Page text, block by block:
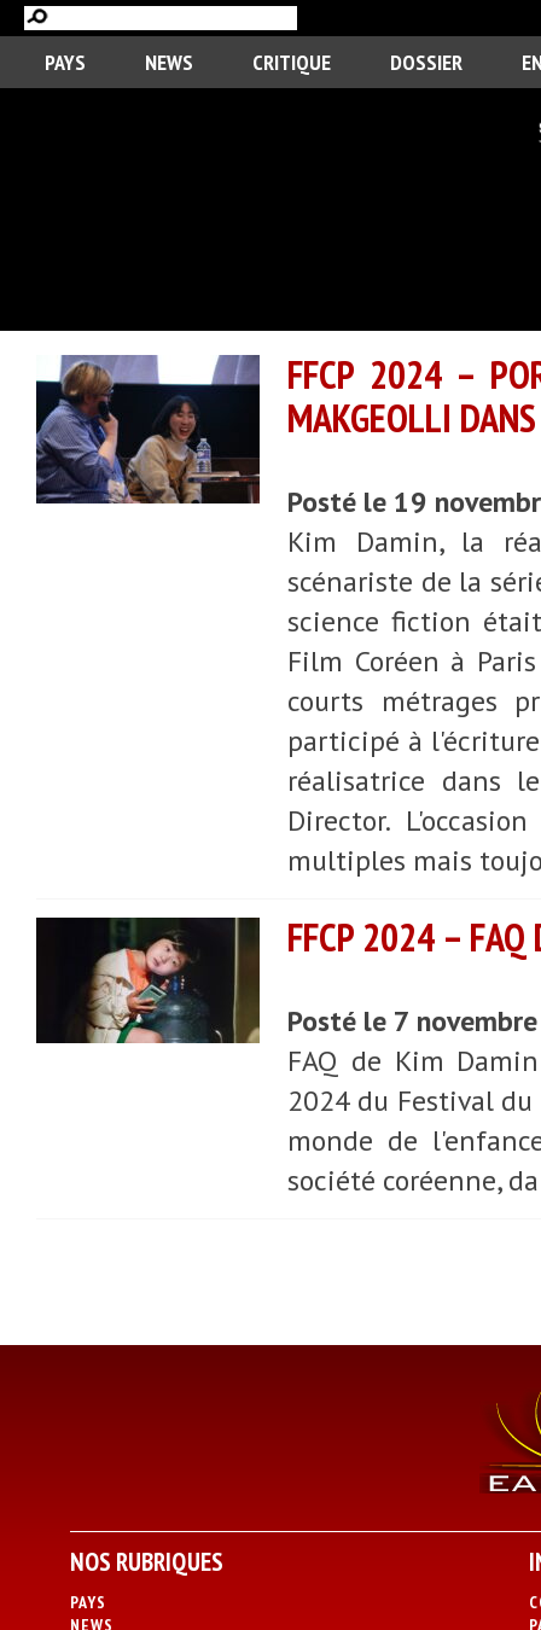
PAYS NEWS CRITIQUE DOSSIER
FFCP 2024 –
MAKGEOLLI
Posté le 19
Kim Damin, la
scénariste de la
science fiction
Film Coréen à
courts métrages
participé à
réalisatrice dans
Director.
multiples mais
FFCP 2024 –
Posté le 7
FAQ de Kim
2024 du Festival du
monde de
société coréenne,
NOS RUBRIQUES
PAYS
NEWS